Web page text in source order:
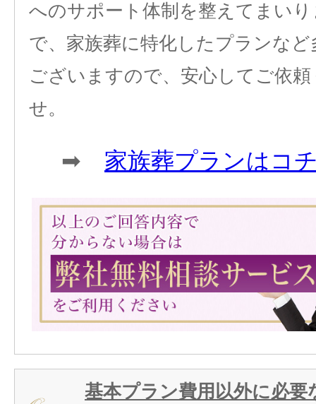
へのサポート体制を整えてまい
で、家族葬に特化したプランなど
ございますので、安心してご依
せ。
➡ 家族葬プランはコ
基本プラン費用以外に必要